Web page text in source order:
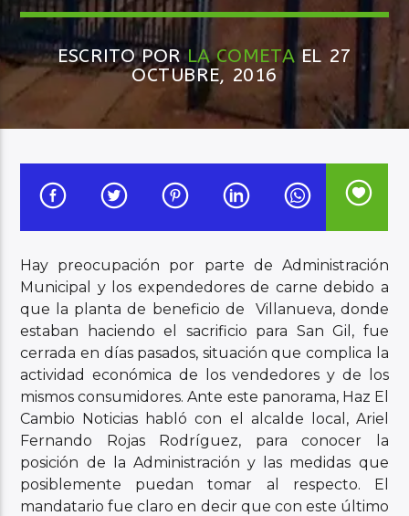
Audio en Vivo
ESCRITO PORLA COMETA EL 27
OCTUBRE, 2016
Hay preocupación por parte de Administración
Municipal y los expendedores de carne debido a
que la planta de beneficio de Villanueva, donde
estaban haciendo el sacrificio para San Gil, fue
cerrada en días pasados, situación que complica la
actividad económica de los vendedores y de los
mismos consumidores. Ante este panorama, Haz El
Cambio Noticias habló con el alcalde local, Ariel
Fernando Rojas Rodríguez, para conocer la
posición de la Administración y las medidas que
posiblemente puedan tomar al respecto. El
mandatario fue claro en decir que con este último